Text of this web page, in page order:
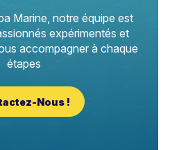
Marine, notre équipe est
expérimentés et
accompagner à chaque
étapes
Nous !